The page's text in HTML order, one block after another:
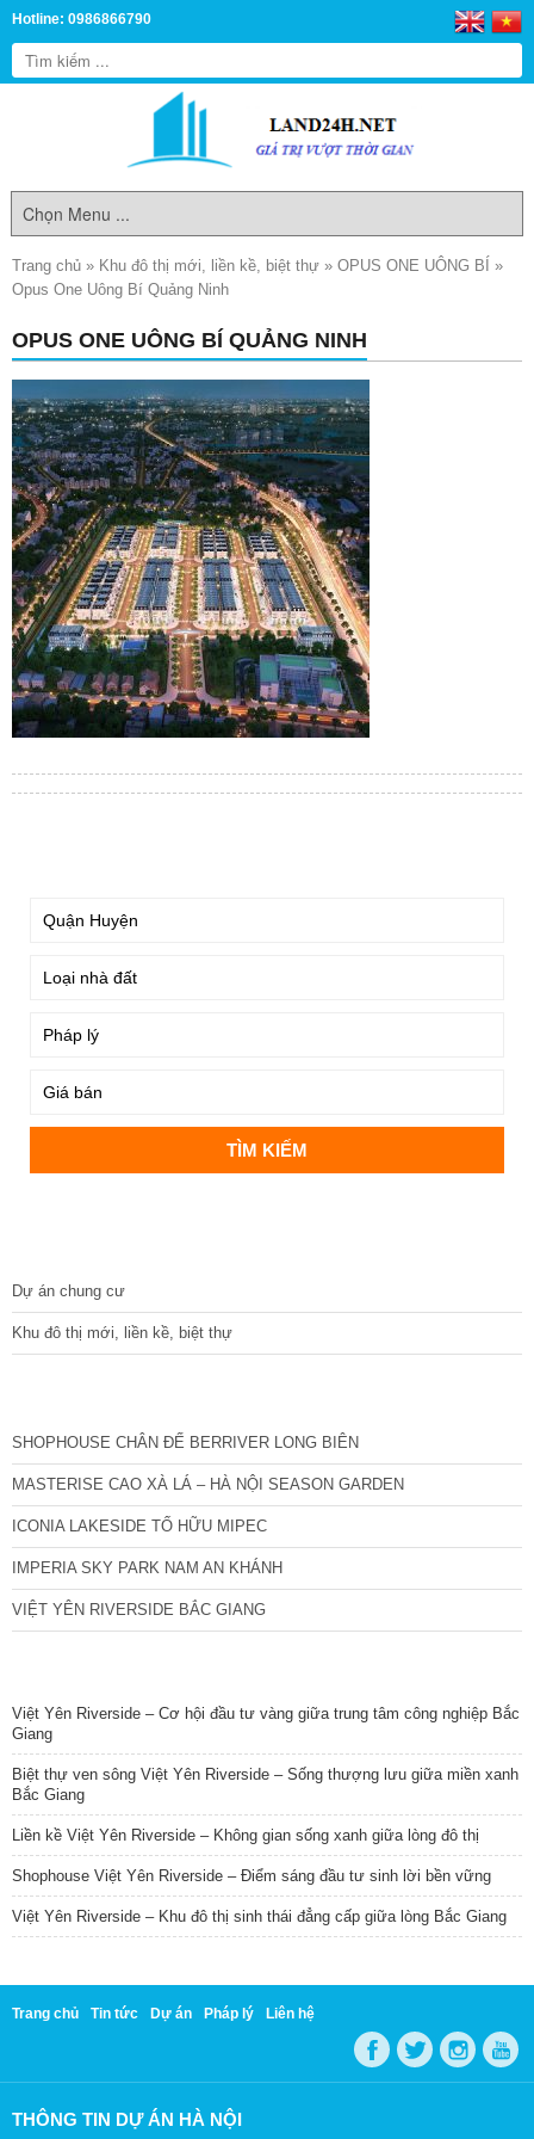
Hotline: 0986866790
Trang chủ » Khu đô thị mới, liền kề, biệt thự » OPUS ONE UÔNG BÍ »
Opus One Uông Bí Quảng Ninh
OPUS ONE UÔNG BÍ QUẢNG NINH
Dự án chung cư
Khu đô thị mới, liền kề, biệt thự
SHOPHOUSE CHÂN ĐẾ BERRIVER LONG BIÊN
MASTERISE CAO XÀ LÁ – HÀ NỘI SEASON GARDEN
ICONIA LAKESIDE TỐ HỮU MIPEC
IMPERIA SKY PARK NAM AN KHÁNH
VIỆT YÊN RIVERSIDE BẮC GIANG
Việt Yên Riverside – Cơ hội đầu tư vàng giữa trung tâm công nghiệp Bắc
Giang
Biệt thự ven sông Việt Yên Riverside – Sống thượng lưu giữa miền xanh
Bắc Giang
Liền kề Việt Yên Riverside – Không gian sống xanh giữa lòng đô thị
Shophouse Việt Yên Riverside – Điểm sáng đầu tư sinh lời bền vững
Việt Yên Riverside – Khu đô thị sinh thái đẳng cấp giữa lòng Bắc Giang
Trang chủ Tin tức Dự án Pháp lý Liên hệ
THÔNG TIN DỰ ÁN HÀ NỘI